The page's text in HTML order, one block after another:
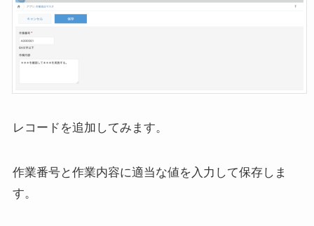
レコードを追加してみます。
作業番号と作業内容に適当な値を入力して保存しま
す。